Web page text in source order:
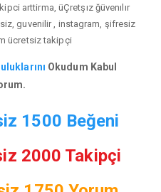
arttirma, üÇretşız ğüvenılır
guvenilir , instagram, şifresiz
ücretsiz takipçi
Okudum Kabul
1500 Beğeni
2000 Takipçi